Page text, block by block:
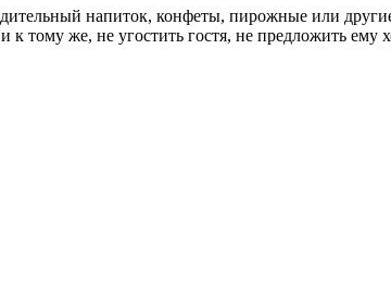
напиток, конфеты, пирожные или
тому же, не угостить гостя, не предложить ему